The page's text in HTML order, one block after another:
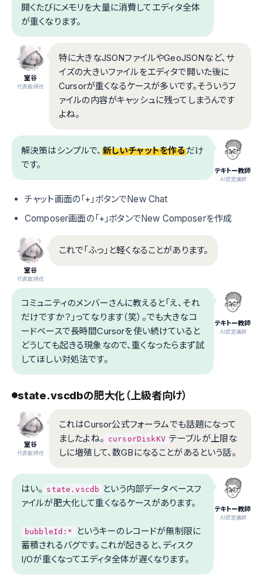
開くたびにメモリを大量に消費してエディタ全体
が重くなります。
室谷
代表取締役
特に大きなJSONファイルやGeoJSONなど、サ
イズの大きいファイルをエディタで開いた後に
Cursorが重くなるケースが多いです。そういうフ
ァイルの内容がキャッシュに残ってしまうんです
よね。
テキトー教師
.AI認定講師
解決策はシンプルで、 新しいチャットを作るだけ
です。
チャット画面の「+」ボタンでNew Chat
Composer画面の「+」ボタンでNew Composerを作成
室谷
代表取締役
これで「ふっ」と軽くなることがあります。
テキトー教師
.AI認定講師
コミュニティのメンバーさんに教えると「え、それ
だけですか？」ってなります（笑）。でも大きなコ
ードベースで長時間Cursorを使い続けていると
どうしても起きる現象なので、重くなったらまず試
してほしい対処法です。
state.vscdbの肥大化（上級者向け）
室谷
代表取締役
これはCursor公式フォーラムでも話題になって
ましたよね。 cursorDiskKV テーブルが上限な
しに増殖して、数GBになることがあるという話。
テキトー教師
.AI認定講師
はい。 state.vscdb
という内部データベースフ
ァイルが肥大化して重くなるケースがあります。
bubbleId:*
というキーのレコードが無制限に
蓄積されるバグです。これが起きると、ディスク
I/Oが重くなってエディタ全体が遅くなります。